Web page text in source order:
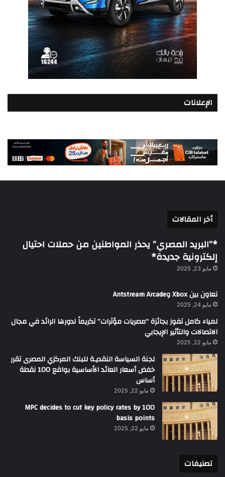
الإعلانات
أخر المقالات
*”البريد المصري” يحذر المواطنين من حملات احتيال
إلكترونية جديدة*
مايو 23, 2025
تعاون بين Xbox وAntstream Arcade
مايو 24, 2025
لمياء كامل تفوز بجائزة “مصريات مؤثرات” تكريماً لدورها الرائد في مجال
الاتصالات والتأثير الإيجابي
مايو 22, 2025
لجنة السياسة النقديـة للبنك المركزي المصرى تقرر
خفض أسعار العائد الأساسية بواقع 100 نقطة
أساس
مايو 22, 2025
MPC decides to cut key policy rates by 100
basis points
مايو 22, 2025
تصنيفات